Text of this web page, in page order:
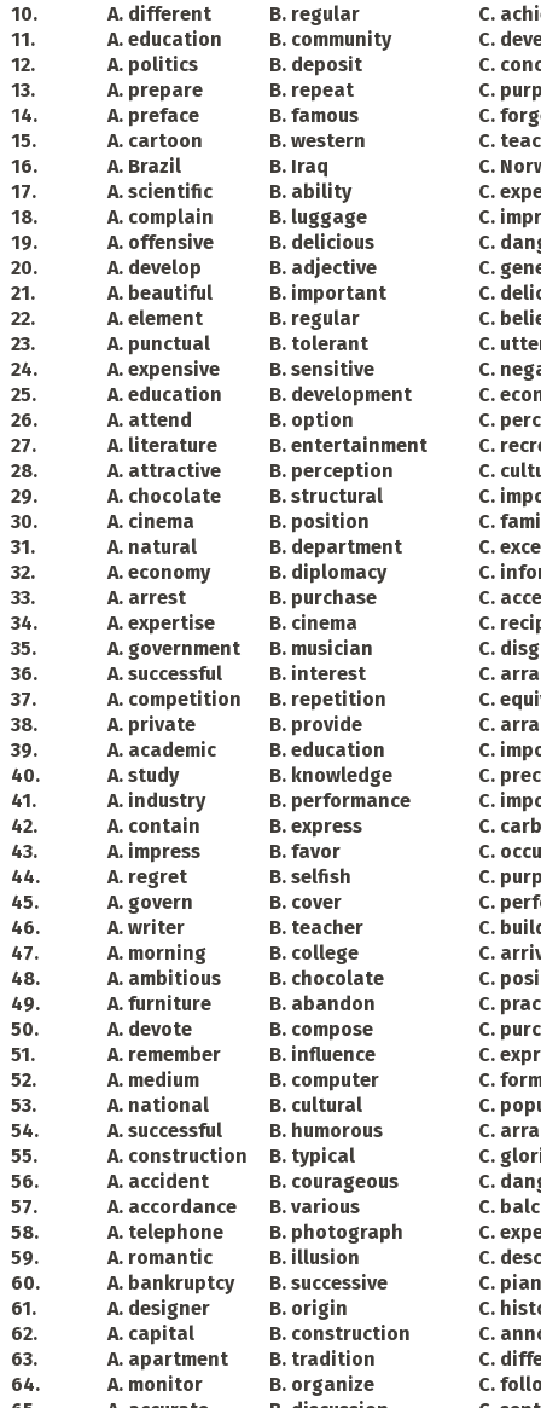
10.
A. different B. regular
C.
11.
A. education B. community
C.
12.
A. politics B. deposit
C.
13.
A. prepare B. repeat
C.
14.
A. preface B. famous
C.
15.
A. cartoon B. western
C.
16.
A. Brazil B. Iraq
C.
17.
A. scientific B. ability
C.
18.
A. complain B. luggage
C.
19.
A. offensive B. delicious
C.
20.
A. develop B. adjective
C.
21.
A. beautiful B. important
C.
22.
A. element B. regular
C.
23.
A. punctual B. tolerant
C.
24.
A. expensive B. sensitive
C.
25.
A. education B. development
C.
26.
A. attend B. option
C.
27.
A. literature B. entertainment
C.
28.
A. attractive B. perception
C.
29.
A. chocolate B. structural
C.
30.
A. cinema B. position
C.
31.
A. natural B. department
C.
32.
A. economy B. diplomacy
C.
33.
A. arrest B. purchase
C.
34.
A. expertise B. cinema
C.
35.
A. government B. musician
C.
36.
A. successful B. interest
C.
37.
A. competition B. repetition
C.
38.
A. private B. provide
C.
39.
A. academic B. education
C.
40.
A. study B. knowledge
C.
41.
A. industry B. performance
C.
42.
A. contain B. express
C.
43.
A. impress B. favor
C.
44.
A. regret B. selfish
C.
45.
A. govern B. cover
C.
46.
A. writer B. teacher
C.
47.
A. morning B. college
C.
48.
A. ambitious B. chocolate
C.
49.
A. furniture B. abandon
C.
50.
A. devote B. compose
C.
51.
A. remember B. influence
C.
52.
A. medium B. computer
C.
53.
A. national B. cultural
C.
54.
A. successful B. humorous
C.
55.
A. construction B. typical
C.
56.
A. accident B. courageous
C.
57.
A. accordance B. various
C.
58.
A. telephone B. photograph
C.
59.
A. romantic B. illusion
C.
60.
A. bankruptcy B. successive
C.
61.
A. designer B. origin
C.
62.
A. capital B. construction
C.
63.
A. apartment B. tradition
C.
64.
A. monitor B. organize
C.